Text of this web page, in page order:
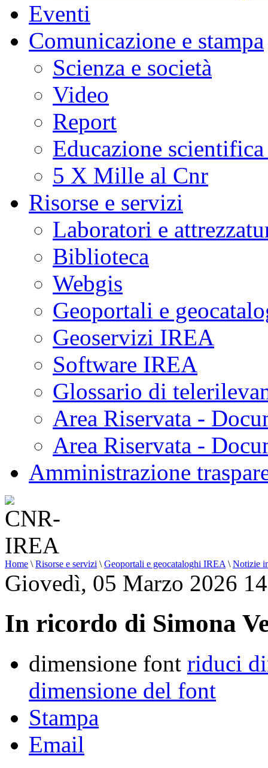
Eventi
Comunicazione e stampa
Scienza e società
Video
Report
Educazione
5 X Mille al Cnr
Risorse e servizi
Laboratori e
Biblioteca
Webgis
Geoportali e
Geoservizi IREA
Software IREA
Glossario di
Area Riservata -
Area Riservata -
Amministrazione
Home \ Risorse e servizi \ Geoportali e geocataloghi IREA \ Notizie
Giovedì, 05 Marzo 2026
In ricordo di Simona
dimensione font riduci
dimensione del font
Stampa
Email